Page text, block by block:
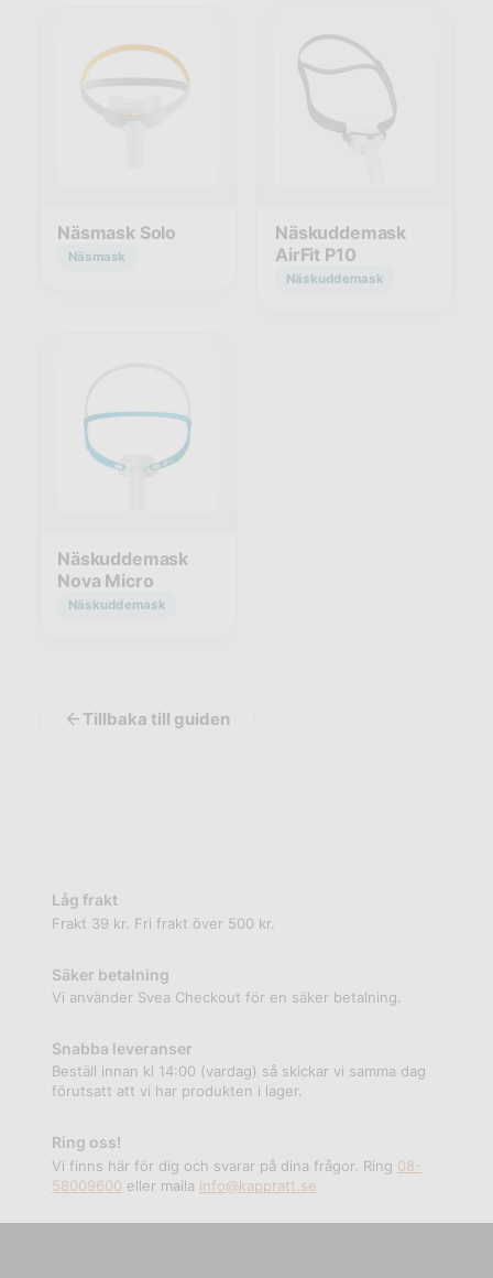
Näsmask Solo
Näsmask
Näskuddemask
AirFit P10
Näskuddemask
Näskuddemask
Nova Micro
Näskuddemask
Tillbaka till guiden
Låg frakt
Frakt 39 kr. Fri frakt över 500 kr.
Säker betalning
Vi använder Svea Checkout för en säker betalning.
Snabba leveranser
Beställ innan kl 14:00 (vardag) så skickar vi samma dag
förutsatt att vi har produkten i lager.
Ring oss!
Vi finns här för dig och svarar på dina frågor. Ring 08-
58009600 eller maila info@kappratt.se